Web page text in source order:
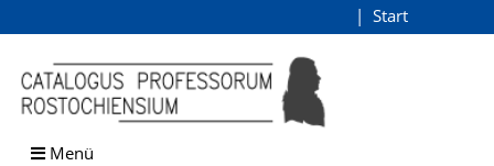
Browsen
direkt zum Inhalt
Start
Menü